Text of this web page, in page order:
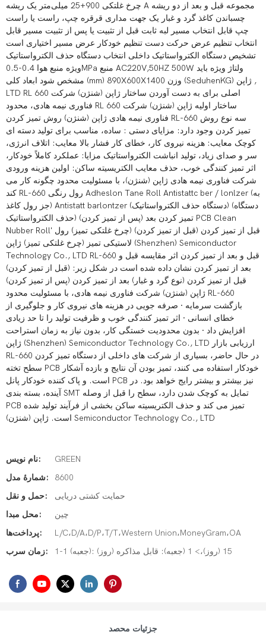
چرخ غلتکی 900+25 میلی‌متر یک ریشه A مجموعه قبل و بعد از دو ریشه
چسباندن کاغذ گرد و غبار یک جهت مداری قرقره چپ، راست یا راست
چپ قابل انتخاب مسیر لبه ثابت قبل از تثبیت یا پس از تثبیت مسیر قابل
انتخاب تنظیم عرض حرکت دست تنظیم خودکار عرض مسیر اختیاری است
تشخیص دستگاه الکترواستاتیک داخلی انتخاب دستگاه حذف الکترواستاتیک
ویژه منبع هوا 0.4-0.5MPa منبع AC220V,50HZ 500W ولتاژ ویژه باید
مشخص شود ابعاد کلی (mm) 890X600X1400 وزن (SeduhenKG) ژاپن ,
LTD RL 660 اصلی برای به دست آوردن ساختار ژاپن (شنژن) شرکت
فناوری نیمه هادی، محدود RL 660 ساختار اولیه ژاپن (شنژن) شرکت
فناوری نیمه هادی ژاپن (شنژن) روش تمیز کردن RL-660 سه نوع روش
تمیز کردن وجود دارد: مزایای دستی : ساده، مناسب برای تولید دسته ای
کوچک معایب: هزینه نیروی کار، خطای کار فشار بالا معایب: اتلاف انرژی،
سر و صدای زیاد، تولید انباشت الکترواستاتیک مزایا: عملکرد کاملاً خودکار،
اثر تمیز کنندگی خوب، حذف معایب الکتریسیته ساکن: اولین هزینه ورودی
شرکت فناوری نیمه هادی ژاپن (شنژن)، با مسئولیت محدود چگونه کار می
کند RL-660 رول رنگی Adheslon Tane Roll Antistattc ber / lonlzer (به
جز رول کاغذ) Antistatt barlontzer (دستگاه حذف الکترواستاتیک) (دستگاه
حذف الکترواستاتیک) تمیز کردن بعد (پس از تمیز کردن) PCB Clean
Nubber Roll' قبل از تمیز کردن (قبل از تمیز کردن) (چرخ غلتکی تمیز) رول
لاستیکی تمیز (چرخ غلتکی تمیز) ژاپن (Shenzhen) Semiconductor
Technology Co., LTD RL-660 قبل و بعد از تمیز کردن اثر مقایسه قبل و
بعد از تمیز کردن نشان داده شده است در شکل زیر: (قبل از تمیز کردن)
قبل از تمیز کردن (نوع گرد و غبار) بعد از تمیز کردن (پس از تمیز کردن)
ژاپن (شنژن) شرکت فناوری نیمه هادی، با مسئولیت محدود RL-660
بازگشت سرمایه · صرفه جویی در هزینه های نیروی کار و جلوگیری از
خطای انسانی · اثر تمیز کنندگی خوب و ظرفیت تولید را تا حد زیادی
افزایش داد · بدون محدودیت خستگی کار، بدون نیاز به زمان استراحت
ژاپن (Shenzhen) Semiconductor Technology Co., LTD ارزیابی بازار
RL-660 در حال حاضر، بسیاری از شرکت های داخلی از دستگاه تمیز کردن
سطح تخته PCB خودکار استفاده می کنند، تمیز بودن آن نتایج و بازده آشکار
است. و پاک کننده خودکار پانل PCB نیز بیشتر و بیشتر رایج خواهد بود. در
آینده، بسته بندی SMT تمایل به کوچک شدن دارد، سطح را قبل از وصله
PCB تمیز می کند و حذف الکتریسیته ساکن بخشی از فرآیند تولید شده
است. ژاپن (شنژن) Semiconductor Technology Co., LTD
نام نویس:
GREEN
شمارۀ مدل:
8600
حمل و نقل:
حمایت کشتی دریایی
محل مبدا:
چین
پرداخت‌ها:
L/C،D/A،D/P،T/T،Western Union،MoneyGram،OA
زمان سرب:
1-1 (جعبه): 15 (روز)،> 1 (جعبه): قابل مذاکره (روز)
جزئیات محصد